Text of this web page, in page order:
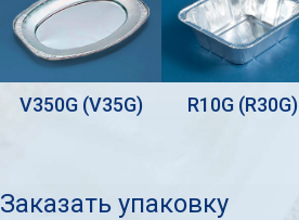
V350G (V35G) R10G (R30G)
Заказать упаковку